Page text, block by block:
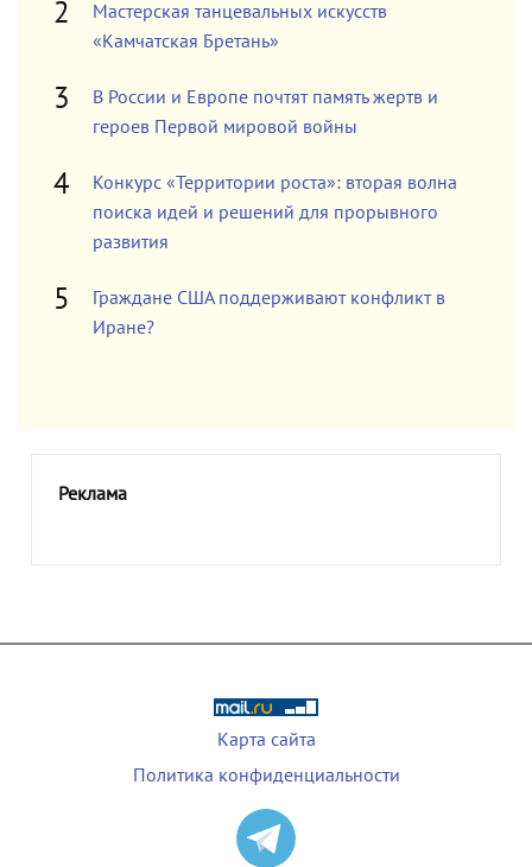
Мастерская танцевальных искусств
«Камчатская Бретань»
В России и Европе почтят память жертв и
героев Первой мировой войны
Конкурс «Территории роста»: вторая волна
поиска идей и решений для прорывного
развития
Граждане США поддерживают конфликт в
Иране?
Реклама
Карта сайта
Политика конфиденциальности